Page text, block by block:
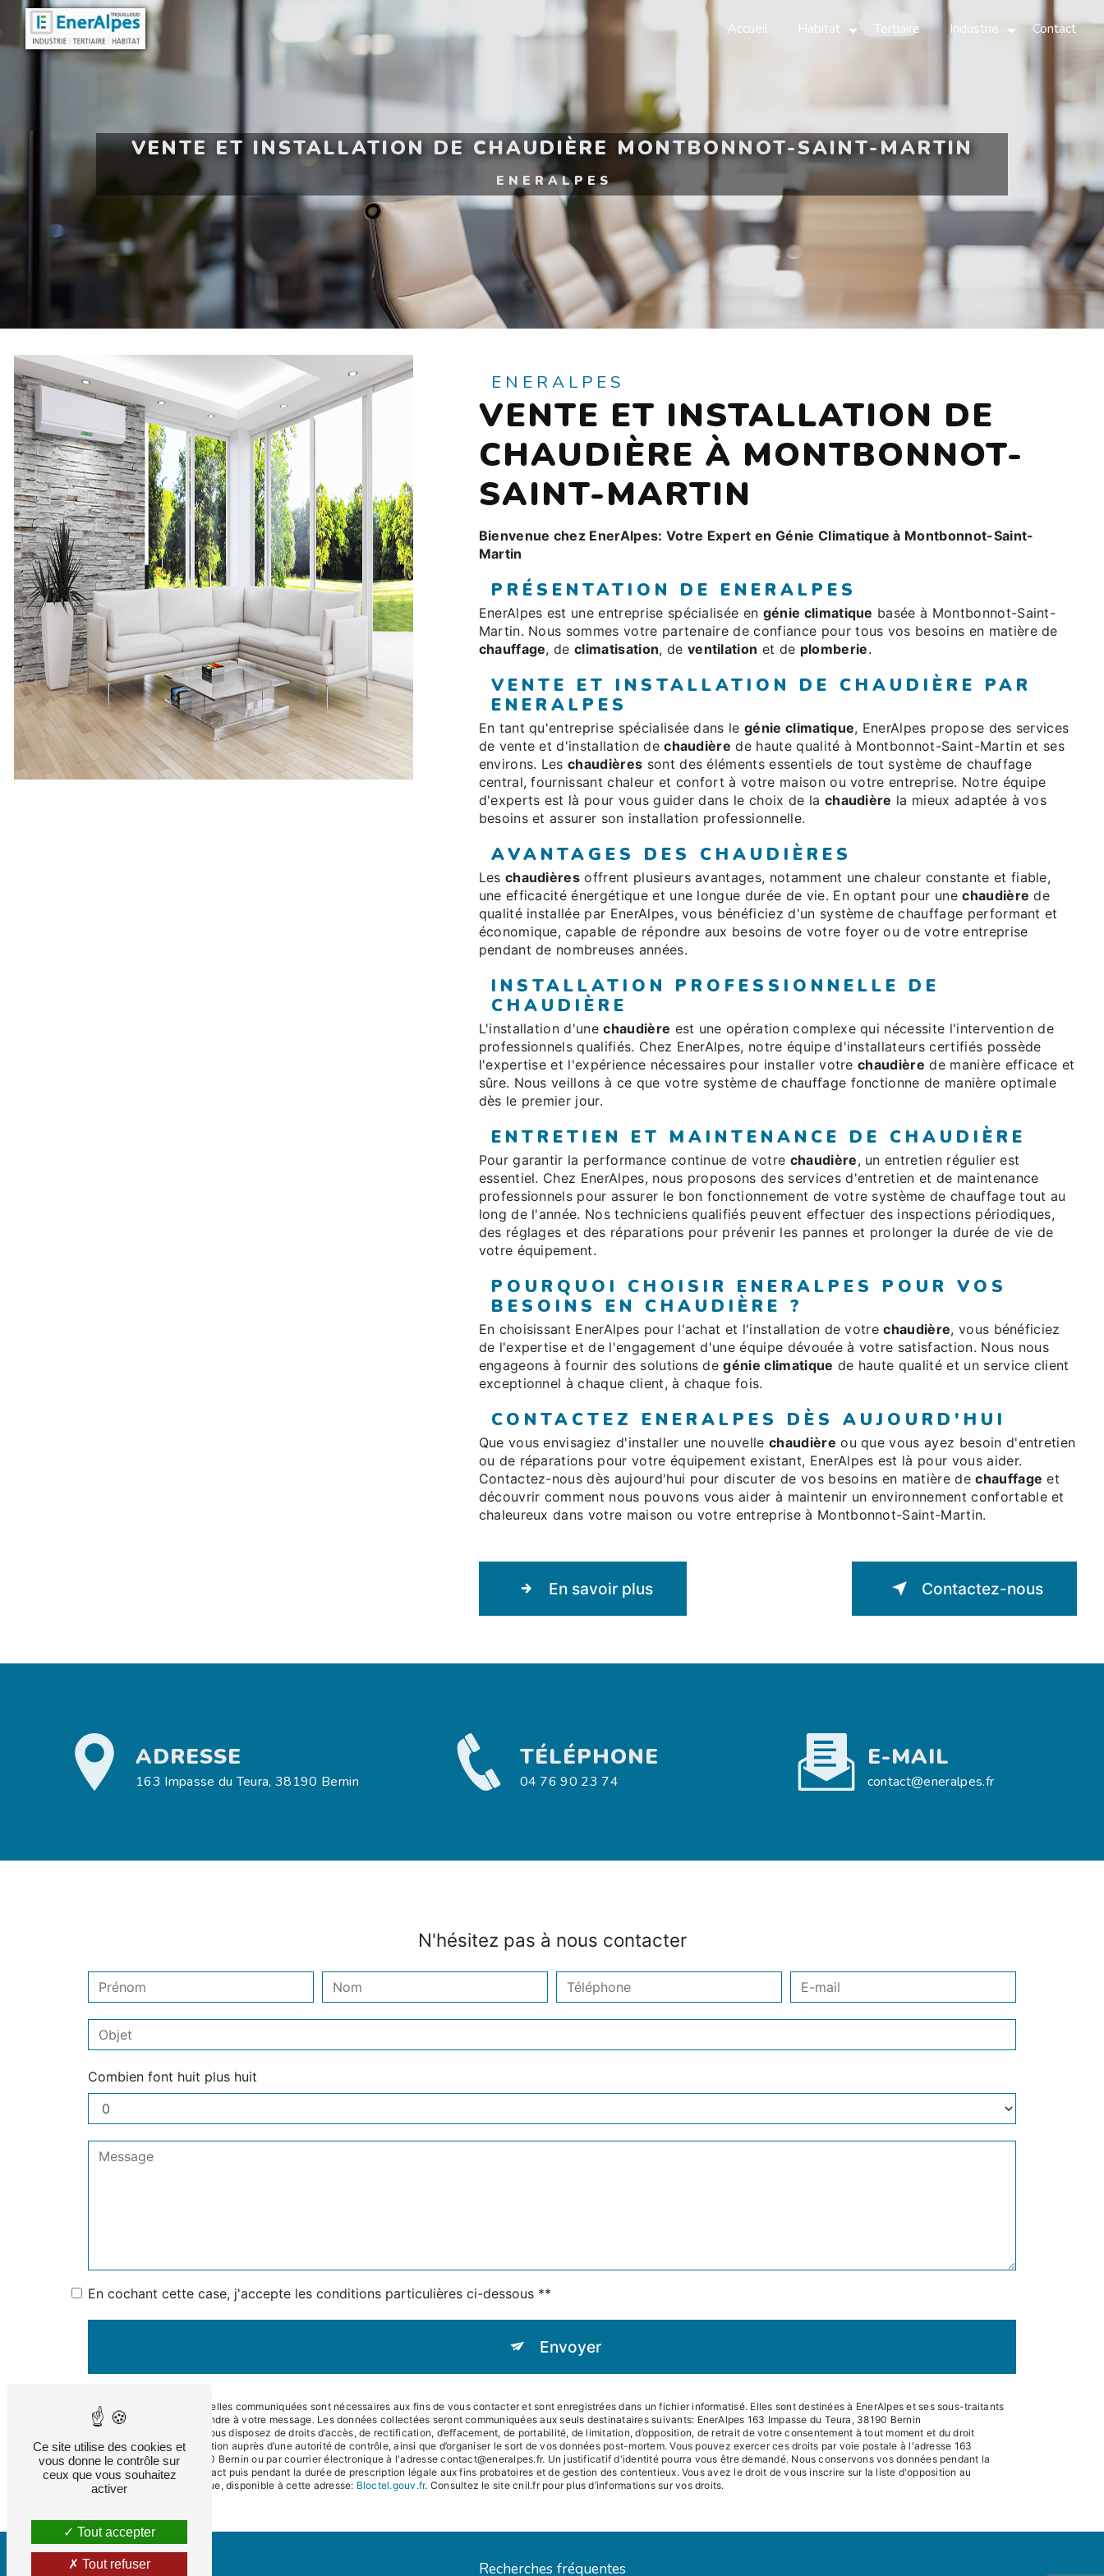
Accueil Habitat Tertiaire Industrie Contact
VENTE ET INSTALLATION DE CHAUDIÈRE MONTBONNOT-SAINT-MARTIN
ENERALPES
ENERALPES
VENTE ET INSTALLATION DE
CHAUDIÈRE À MONTBONNOT-
SAINT-MARTIN
Bienvenue chez EnerAlpes: Votre Expert en Génie Climatique à Montbonnot-Saint-
Martin
PRÉSENTATION DE ENERALPES
EnerAlpes est une entreprise spécialisée en génie climatique basée à Montbonnot-Saint-
Martin. Nous sommes votre partenaire de confiance pour tous vos besoins en matière de
chauffage, declimatisation, de ventilation et de plomberie.
VENTE ET INSTALLATION DE CHAUDIÈRE PAR
ENERALPES
En tant qu'entreprise spécialisée dans legénie climatique, EnerAlpes propose des services
de vente et d'installation dechaudière de haute qualité à Montbonnot-Saint-Martin et ses
environs. Leschaudières sont des éléments essentiels de tout système de chauffage
central, fournissant chaleur et confort à votre maison ou votre entreprise. Notre équipe
d'experts est là pour vous guider dans le choix de la chaudière la mieux adaptée à vos
besoins et assurer son installation professionnelle.
AVANTAGES DES CHAUDIÈRES
Les chaudières offrent plusieurs avantages, notamment une chaleur constante et fiable,
une efficacité énergétique et une longue durée de vie. En optant pour unechaudière de
qualité installée par EnerAlpes, vous bénéficiez d'un système de chauffage performant et
économique, capable de répondre aux besoins de votre foyer ou de votre entreprise
pendant de nombreuses années.
INSTALLATION PROFESSIONNELLE DE
CHAUDIÈRE
L'installation d'unechaudière est une opération complexe qui nécessite l'intervention de
professionnels qualifiés. Chez EnerAlpes, notre équipe d'installateurs certifiés possède
l'expertise et l'expérience nécessaires pour installer votrechaudière de manière efficace et
sûre. Nous veillons à ce que votre système de chauffage fonctionne de manière optimale
dès le premier jour.
ENTRETIEN ET MAINTENANCE DE CHAUDIÈRE
Pour garantir la performance continue de votre chaudière, un entretien régulier est
essentiel. Chez EnerAlpes, nous proposons des services d'entretien et de maintenance
professionnels pour assurer le bon fonctionnement de votre système de chauffage tout au
long de l'année. Nos techniciens qualifiés peuvent effectuer des inspections périodiques,
des réglages et des réparations pour prévenir les pannes et prolonger la durée de vie de
votre équipement.
POURQUOI CHOISIR ENERALPES POUR VOS
BESOINS EN CHAUDIÈRE ?
En choisissant EnerAlpes pour l'achat et l'installation de votrechaudière, vous bénéficiez
de l'expertise et de l'engagement d'une équipe dévouée à votre satisfaction. Nous nous
engageons à fournir des solutions degénie climatique de haute qualité et un service client
exceptionnel à chaque client, à chaque fois.
CONTACTEZ ENERALPES DÈS AUJOURD'HUI
Que vous envisagiez d'installer une nouvelle chaudière ou que vous ayez besoin d'entretien
ou de réparations pour votre équipement existant, EnerAlpes est là pour vous aider.
Contactez-nous dès aujourd'hui pour discuter de vos besoins en matière dechauffage et
découvrir comment nous pouvons vous aider à maintenir un environnement confortable et
chaleureux dans votre maison ou votre entreprise à Montbonnot-Saint-Martin.
En savoir plus Contactez-nous
ADRESSE
163 Impasse du Teura, 38190 Bernin
TÉLÉPHONE
04 76 90 23 74
E-MAIL
contact@eneralpes.fr
N'hésitez pas à nous contacter
Combien font huit plus huit
En cochant cette case, j'accepte les conditions particulières ci-dessous **
Envoyer
** Les données personnelles communiquées sont nécessaires aux fins de vous contacter et sont enregistrées dans un fichier informatisé. Elles sont destinées à EnerAlpes et ses sous-traitants
dans le seul but de répondre à votre message. Les données collectées seront communiquées aux seuls destinataires suivants: EnerAlpes 163 Impasse du Teura, 38190 Bernin
contact@eneralpes.fr. Vous disposez de droits d’accès, de rectification, d’effacement, de portabilité, de limitation, d’opposition, de retrait de votre consentement à tout moment et du droit
d’introduire une réclamation auprès d’une autorité de contrôle, ainsi que d’organiser le sort de vos données post-mortem. Vous pouvez exercer ces droits par voie postale à l'adresse 163
Impasse du Teura, 38190 Bernin ou par courrier électronique à l'adresse contact@eneralpes.fr. Un justificatif d'identité pourra vous être demandé. Nous conservons vos données pendant la
période de prise de contact puis pendant la durée de prescription légale aux fins probatoires et de gestion des contentieux. Vous avez le droit de vous inscrire sur la liste d'opposition au
démarchage téléphonique, disponible à cette adresse: Bloctel.gouv.fr. Consultez le site cnil.fr pour plus d’informations sur vos droits.
Recherches fréquentes
Panneau de gestion des cookies
Ce site utilise des cookies et
vous donne le contrôle sur
ceux que vous souhaitez
activer
Tout accepter
Tout refuser